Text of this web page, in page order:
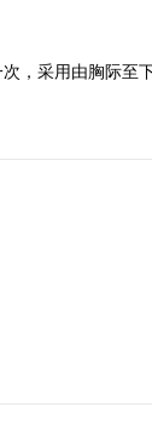
，采用由胸际至